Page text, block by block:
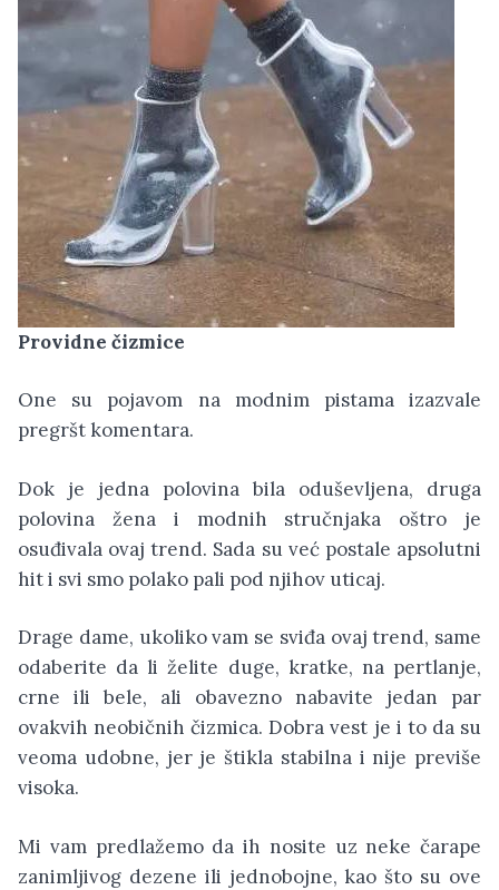
Providne čizmice
One su pojavom na modnim pistama izazvale
pregršt komentara.
Dok je jedna polovina bila oduševljena, druga
polovina žena i modnih stručnjaka oštro je
osuđivala ovaj trend. Sada su već postale apsolutni
hit i svi smo polako pali pod njihov uticaj.
Drage dame, ukoliko vam se sviđa ovaj trend, same
odaberite da li želite duge, kratke, na pertlanje,
crne ili bele, ali obavezno nabavite jedan par
ovakvih neobičnih čizmica. Dobra vest je i to da su
veoma udobne, jer je štikla stabilna i nije previše
visoka.
Mi vam predlažemo da ih nosite uz neke čarape
zanimljivog dezene ili jednobojne, kao što su ove